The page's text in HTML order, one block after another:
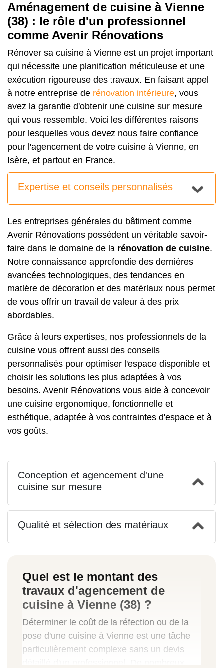
Aménagement de cuisine à Vienne
(38) : le rôle d'un professionnel
comme Avenir Rénovations
Rénover sa cuisine à Vienne est un projet important
qui nécessite une planification méticuleuse et une
exécution rigoureuse des travaux. En faisant appel
à notre entreprise de rénovation intérieure, vous
avez la garantie d'obtenir une cuisine sur mesure
qui vous ressemble. Voici les différentes raisons
pour lesquelles vous devez nous faire confiance
pour l'agencement de votre cuisine à Vienne, en
Isère, et partout en France.
Expertise et conseils personnalisés
Les entreprises générales du bâtiment comme
Avenir Rénovations possèdent un véritable savoir-
faire dans le domaine de la rénovation de cuisine.
Notre connaissance approfondie des dernières
avancées technologiques, des tendances en
matière de décoration et des matériaux nous permet
de vous offrir un travail de valeur à des prix
abordables.
Grâce à leurs expertises, nos professionnels de la
cuisine vous offrent aussi des conseils
personnalisés pour optimiser l'espace disponible et
choisir les solutions les plus adaptées à vos
besoins. Avenir Rénovations vous aide à concevoir
une cuisine ergonomique, fonctionnelle et
esthétique, adaptée à vos contraintes d'espace et à
vos goûts.
Conception et agencement d'une
cuisine sur mesure
Qualité et sélection des matériaux
Quel est le montant des
travaux d'agencement de
cuisine à Vienne (38) ?
Déterminer le coût de la réfection ou de la
pose d'une cuisine à Vienne est une tâche
particulièrement complexe sans un devis